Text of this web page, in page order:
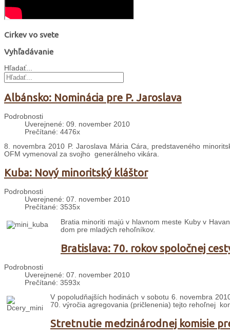
Cirkev vo svete
Vyhľadávanie
Hľadať...
Albánsko: Nominácia pre P. Jaroslava
Podrobnosti
Uverejnené: 09. november 2010
Prečítané: 4476x
8. novembra 2010 P. Jaroslava Mária Cára, predstaveného
OFM vymenoval za svojho generálneho vikára.
Kuba: Nový minoritský kláštor
Podrobnosti
Uverejnené: 07. november 2010
Prečítané: 3535x
Bratia minoriti majú v hlavnom meste Kuby v
dom pre mladých rehoľníkov.
Bratislava: 70. rokov spoločnej
Podrobnosti
Uverejnené: 07. november 2010
Prečítané: 3593x
V popoludňajších hodinách v sobotu 6. novembra
70. výročia agregovania (pričlenenia) tejto rehoľnej
Stretnutie medzinárodnej komisie